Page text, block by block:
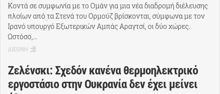
Κοντά σε συμφωνία με το Ομάν για μια νέα διαδρομή διέλευσης
πλοίων από τα Στενά του Ορμούζ βρίσκονται, σύμφωνα με τον
Ιρανό υπουργό Εξωτερικών Αμπάς Αραγτσί, οι δύο χώρες.
Ωστόσο,…
ΔΙΕΘΝΗ
Ζελένσκι: Σχεδόν κανένα θερμοηλεκτρικό
εργοστάσιο στην Ουκρανία δεν έχει μείνει